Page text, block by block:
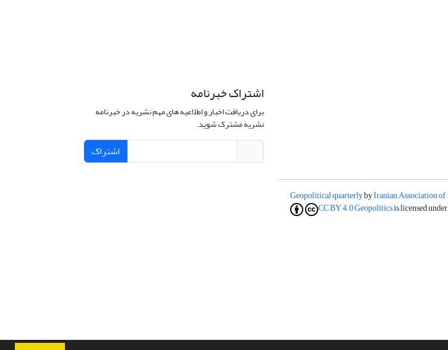
Geopolitical quarterlybyIranian Association of
Geopoliticsis licensed under
CC BY 4.0
اشتراک خبرنامه
برای دریافت اخبار و اطلاعیه های مهم نشریه در خبرنامه
نشریه مشترک شوید.
اشتراک